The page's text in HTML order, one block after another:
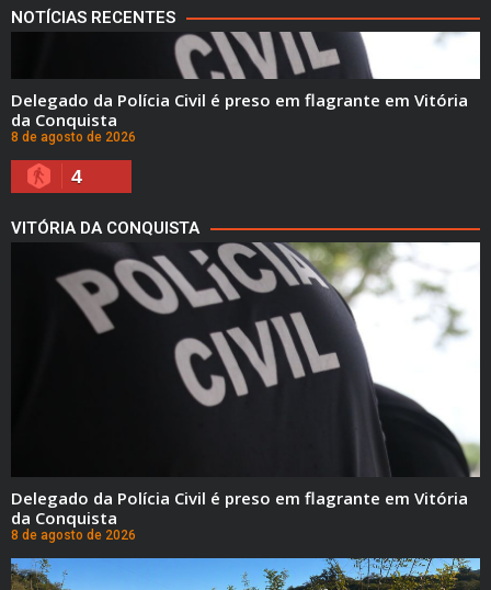
NOTÍCIAS RECENTES
Delegado da Polícia Civil é preso em flagrante em Vitória
da Conquista
8 de agosto de 2026
4
VITÓRIA DA CONQUISTA
Delegado da Polícia Civil é preso em flagrante em Vitória
da Conquista
8 de agosto de 2026